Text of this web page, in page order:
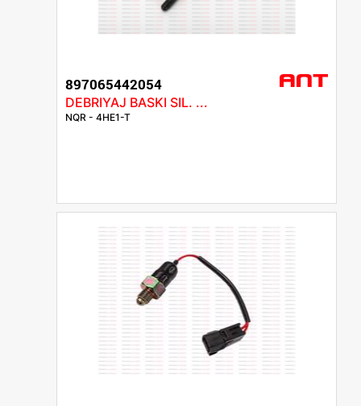
897065442054
DEBRIYAJ BASKI SIL. ...
NQR - 4HE1-T